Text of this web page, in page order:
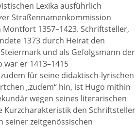
Lexika ausführlich
Straßennamenkommission
1357–1423. Schriftsteller,
1373 durch Heirat den
und als Gefolgsmann der
er 1413–1415
für seine didaktisch-lyrischen
„zudem“ hin, ist Hugo mithin
wegen seines literarischen
Kurzcharakteristik den Schriftsteller
seiner zeitgenössischen